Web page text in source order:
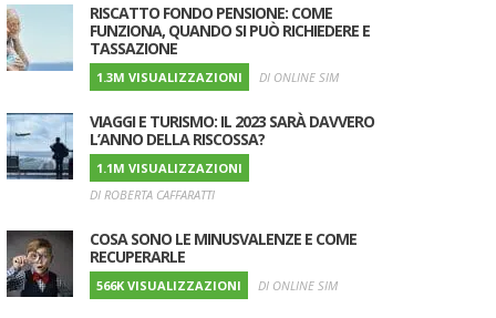
RISCATTO FONDO PENSIONE: COME
FUNZIONA, QUANDO SI PUÒ RICHIEDERE E
TASSAZIONE
1.3M VISUALIZZAZIONI DI ONLINE SIM
VIAGGI E TURISMO: IL 2023 SARÀ DAVVERO
L’ANNO DELLA RISCOSSA?
1.1M VISUALIZZAZIONI
DI ROBERTA CAFFARATTI
COSA SONO LE MINUSVALENZE E COME
RECUPERARLE
566K VISUALIZZAZIONI DI ONLINE SIM